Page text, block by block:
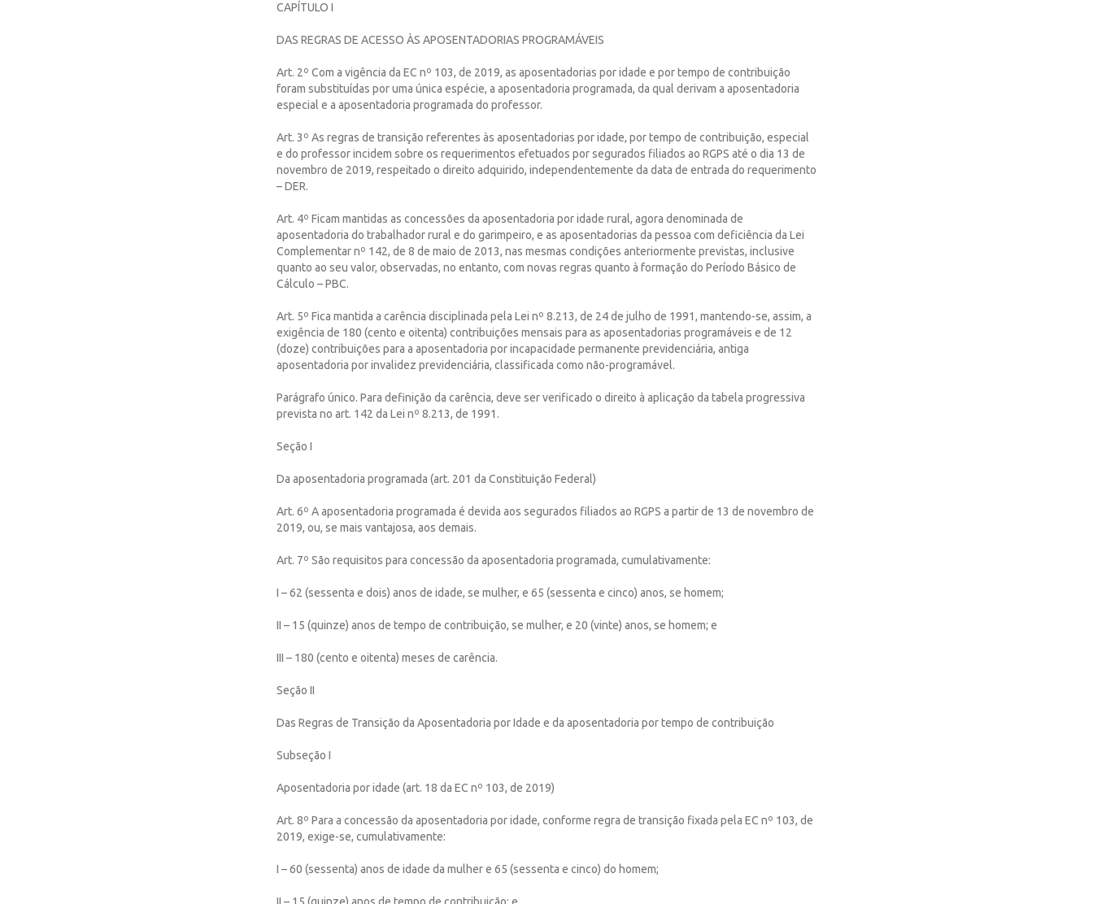
CAPÍTULO I
DAS REGRAS DE ACESSO ÀS APOSENTADORIAS PROGRAMÁVEIS
Art. 2º Com a vigência da EC nº 103, de 2019, as aposentadorias por idade e por tempo de contribuição
foram substituídas por uma única espécie, a aposentadoria programada, da qual derivam a aposentadoria
especial e a aposentadoria programada do professor.
Art. 3º As regras de transição referentes às aposentadorias por idade, por tempo de contribuição, especial
e do professor incidem sobre os requerimentos efetuados por segurados filiados ao RGPS até o dia 13 de
novembro de 2019, respeitado o direito adquirido, independentemente da data de entrada do requerimento
– DER.
Art. 4º Ficam mantidas as concessões da aposentadoria por idade rural, agora denominada de
aposentadoria do trabalhador rural e do garimpeiro, e as aposentadorias da pessoa com deficiência da Lei
Complementar nº 142, de 8 de maio de 2013, nas mesmas condições anteriormente previstas, inclusive
quanto ao seu valor, observadas, no entanto, com novas regras quanto à formação do Período Básico de
Cálculo – PBC.
Art. 5º Fica mantida a carência disciplinada pela Lei nº 8.213, de 24 de julho de 1991, mantendo-se, assim, a
exigência de 180 (cento e oitenta) contribuições mensais para as aposentadorias programáveis e de 12
(doze) contribuições para a aposentadoria por incapacidade permanente previdenciária, antiga
aposentadoria por invalidez previdenciária, classificada como não-programável.
Parágrafo único. Para definição da carência, deve ser verificado o direito à aplicação da tabela progressiva
prevista no art. 142 da Lei nº 8.213, de 1991.
Seção I
Da aposentadoria programada (art. 201 da Constituição Federal)
Art. 6º A aposentadoria programada é devida aos segurados filiados ao RGPS a partir de 13 de novembro de
2019, ou, se mais vantajosa, aos demais.
Art. 7º São requisitos para concessão da aposentadoria programada, cumulativamente:
I – 62 (sessenta e dois) anos de idade, se mulher, e 65 (sessenta e cinco) anos, se homem;
II – 15 (quinze) anos de tempo de contribuição, se mulher, e 20 (vinte) anos, se homem; e
III – 180 (cento e oitenta) meses de carência.
Seção II
Das Regras de Transição da Aposentadoria por Idade e da aposentadoria por tempo de contribuição
Subseção I
Aposentadoria por idade (art. 18 da EC nº 103, de 2019)
Art. 8º Para a concessão da aposentadoria por idade, conforme regra de transição fixada pela EC nº 103, de
2019, exige-se, cumulativamente:
I – 60 (sessenta) anos de idade da mulher e 65 (sessenta e cinco) do homem;